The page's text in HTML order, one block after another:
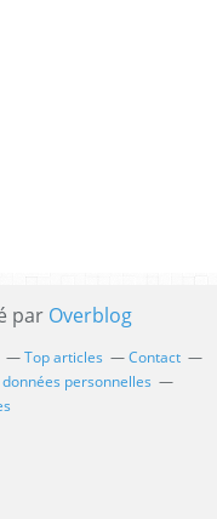
par Overblog
Top articles
Contact
personnelles